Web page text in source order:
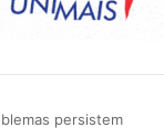
persistem